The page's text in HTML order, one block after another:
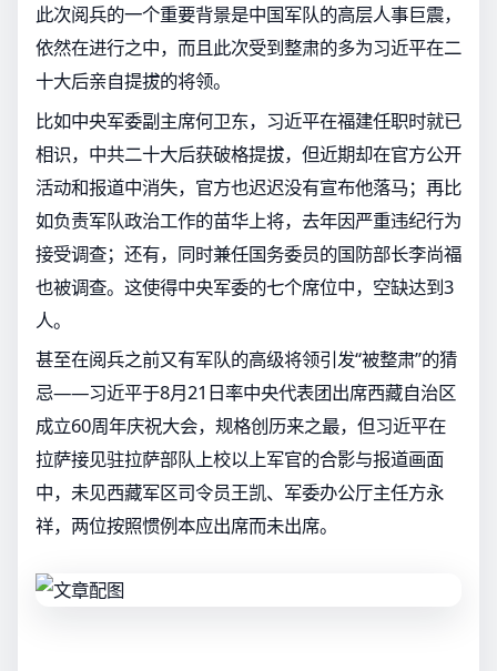
此次阅兵的一个重要背景是中国军队的高层人事巨震，
依然在进行之中，而且此次受到整肃的多为习近平在二
十大后亲自提拔的将领。
比如中央军委副主席何卫东，习近平在福建任职时就已
相识，中共二十大后获破格提拔，但近期却在官方公开
活动和报道中消失，官方也迟迟没有宣布他落马；再比
如负责军队政治工作的苗华上将，去年因严重违纪行为
接受调查；还有，同时兼任国务委员的国防部长李尚福
也被调查。这使得中央军委的七个席位中，空缺达到3
人。
甚至在阅兵之前又有军队的高级将领引发“被整肃”的猜
忌——习近平于8月21日率中央代表团出席西藏自治区
成立60周年庆祝大会，规格创历来之最，但习近平在
拉萨接见驻拉萨部队上校以上军官的合影与报道画面
中，未见西藏军区司令员王凯、军委办公厅主任方永
祥，两位按照惯例本应出席而未出席。